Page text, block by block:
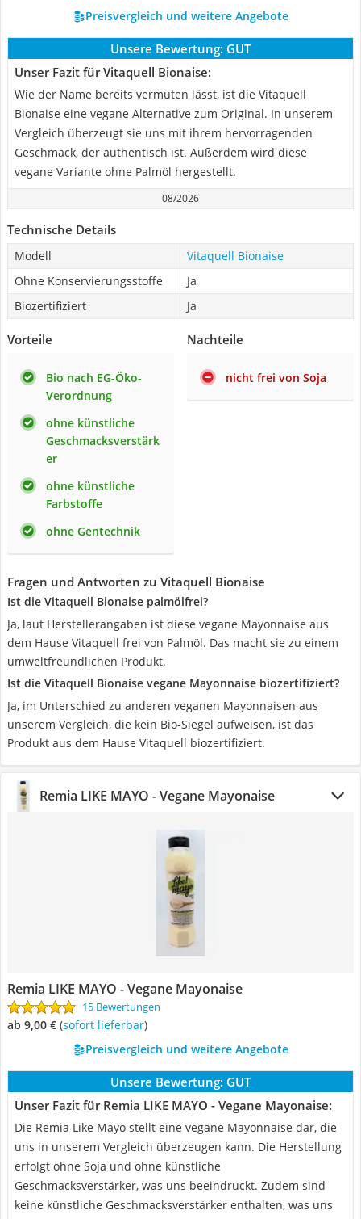
Preisvergleich und weitere Angebote
Unsere Bewertung: GUT
Unser Fazit für Vitaquell Bionaise:
Wie der Name bereits vermuten lässt, ist die Vitaquell
Bionaise eine vegane Alternative zum Original. In unserem
Vergleich überzeugt sie uns mit ihrem hervorragenden
Geschmack, der authentisch ist. Außerdem wird diese
vegane Variante ohne Palmöl hergestellt.
08/2026
Technische Details
Modell
Vitaquell Bionaise
Ohne Konservierungsstoffe
Ja
Biozertifiziert
Ja
Vorteile
Bio nach EG-Öko-
Verordnung
ohne künstliche
Geschmacksverstärk
er
ohne künstliche
Farbstoffe
ohne Gentechnik
Nachteile
nicht frei von Soja
Fragen und Antworten zu Vitaquell Bionaise
Ist die Vitaquell Bionaise palmölfrei?
Ja, laut Herstellerangaben ist diese vegane Mayonnaise aus
dem Hause Vitaquell frei von Palmöl. Das macht sie zu einem
umweltfreundlichen Produkt.
Ist die Vitaquell Bionaise vegane Mayonnaise biozertifiziert?
Ja, im Unterschied zu anderen veganen Mayonnaisen aus
unserem Vergleich, die kein Bio-Siegel aufweisen, ist das
Produkt aus dem Hause Vitaquell biozertifiziert.
Remia LIKE MAYO - Vegane Mayonaise
Remia LIKE MAYO - Vegane Mayonaise
15 Bewertungen
ab 9,00 € ( Sofort lieferbar)
Preisvergleich und weitere Angebote
Unsere Bewertung: GUT
Unser Fazit für Remia LIKE MAYO - Vegane Mayonaise:
Die Remia Like Mayo stellt eine vegane Mayonnaise dar, die
uns in unserem Vergleich überzeugen kann. Die Herstellung
erfolgt ohne Soja und ohne künstliche
Geschmacksverstärker, was uns beeindruckt. Zudem sind
keine künstliche Geschmacksverstärker enthalten, was uns